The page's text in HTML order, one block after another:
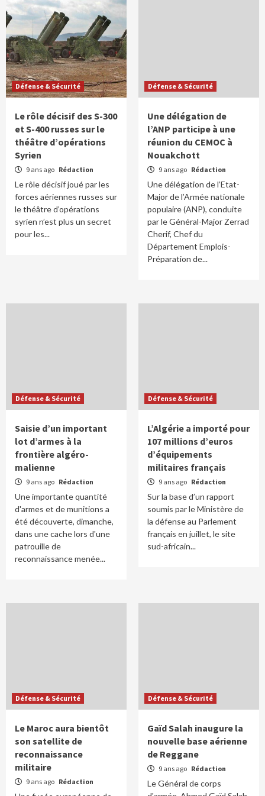
Défense & Sécurité
Le rôle décisif des S-300
et S-400 russes sur le
théâtre d’opérations
Syrien
9 ans ago Rédaction
Le rôle décisif joué par les
forces aériennes russes sur
le théâtre d’opérations
syrien n’est plus un secret
pour les...
Défense & Sécurité
Une délégation de
l’ANP participe à une
réunion du CEMOC à
Nouakchott
9 ans ago Rédaction
Une délégation de l’Etat-
Major de l’Armée nationale
populaire (ANP), conduite
par le Général-Major Zerrad
Cherif, Chef du
Département Emplois-
Préparation de...
Défense & Sécurité
Saisie d’un important
lot d’armes à la
frontière algéro-
malienne
9 ans ago Rédaction
Une importante quantité
d'armes et de munitions a
été découverte, dimanche,
dans une cache lors d'une
patrouille de
reconnaissance menée...
Défense & Sécurité
L’Algérie a importé pour
107 millions d’euros
d’équipements
militaires français
9 ans ago Rédaction
Sur la base d’un rapport
soumis par le Ministère de
la défense au Parlement
français en juillet, le site
sud-africain...
Défense & Sécurité
Le Maroc aura bientôt
son satellite de
reconnaissance
militaire
9 ans ago Rédaction
Défense & Sécurité
Gaïd Salah inaugure la
nouvelle base aérienne
de Reggane
9 ans ago Rédaction
Le Général de corps